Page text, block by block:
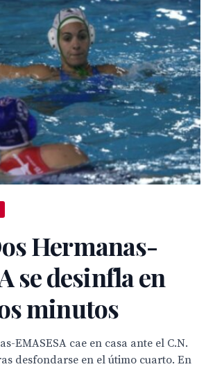
Hermanas-
se desinfla en
minutos
EMASESA cae en casa ante el C.N.
desfondarse en el útimo cuarto. En